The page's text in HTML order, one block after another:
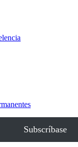
Subscríbase